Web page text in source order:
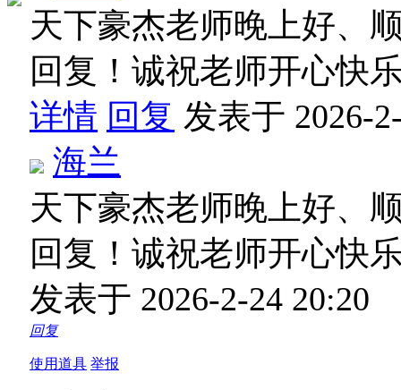
天下豪杰老师晚上好、
回复！诚祝老师开心快
详情 回复 发表于 2026-
海兰
天下豪杰老师晚上好、
回复！诚祝老师开心快
发表于 2026-2-24 20:20
回复
使用道具 举报